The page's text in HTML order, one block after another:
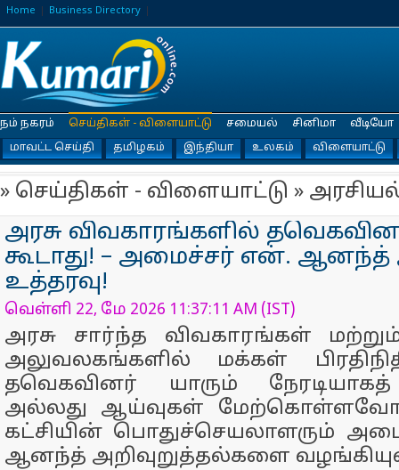
Home Business Directory
நம் நகரம்
செய்திகள் - விளையாட்டு
மாவட்ட செய்தி
தமிழகம் இந்தியா உலகம் விளையாட்டு
சமையல் சினிமா வீடியோ
» செய்திகள் - விளையாட்டு »
அரசு விவகாரங்களில்
கூடாது! – அமைச்சர் என். ஆனந்த்
உத்தரவு!
வெள்ளி 22, மே 2026 11:37:11 AM (IST)
அரசு சார்ந்த விவகாரங்கள்
அலுவலகங்களில் மக்கள்
தவெகவினர் யாரும்
அல்லது ஆய்வுகள் மேற்கொள்ளவோ
கட்சியின் பொதுச்செயலாளரும்
ஆனந்த் அறிவுறுத்தல்களை